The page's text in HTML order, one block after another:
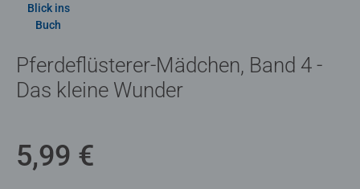
Blick ins
Buch
Pferdeflüsterer-Mädchen, Band 4 -
Das kleine Wunder
5,99 €